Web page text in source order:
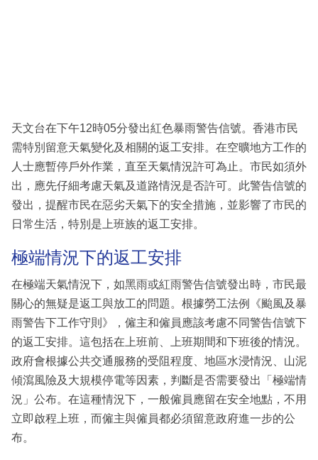
區
天文台在下午12時05分發出紅色暴雨警告信號。香港市民
需特別留意天氣變化及相關的返工安排。在空曠地方工作的
人士應暫停戶外作業，直至天氣情況許可為止。市民如須外
出，應先仔細考慮天氣及道路情況是否許可。此警告信號的
發出，提醒市民在惡劣天氣下的安全措施，並影響了市民的
日常生活，特別是上班族的返工安排。
極端情況下的返工安排
在極端天氣情況下，如黑雨或紅雨警告信號發出時，市民最
關心的無疑是返工與放工的問題。根據勞工法例《颱風及暴
雨警告下工作守則》，僱主和僱員應該考慮不同警告信號下
的返工安排。這包括在上班前、上班期間和下班後的情況。
政府會根據公共交通服務的受阻程度、地區水浸情況、山泥
傾瀉風險及大規模停電等因素，判斷是否需要發出「極端情
況」公布。在這種情況下，一般僱員應留在安全地點，不用
立即啟程上班，而僱主與僱員都必須留意政府進一步的公
布。